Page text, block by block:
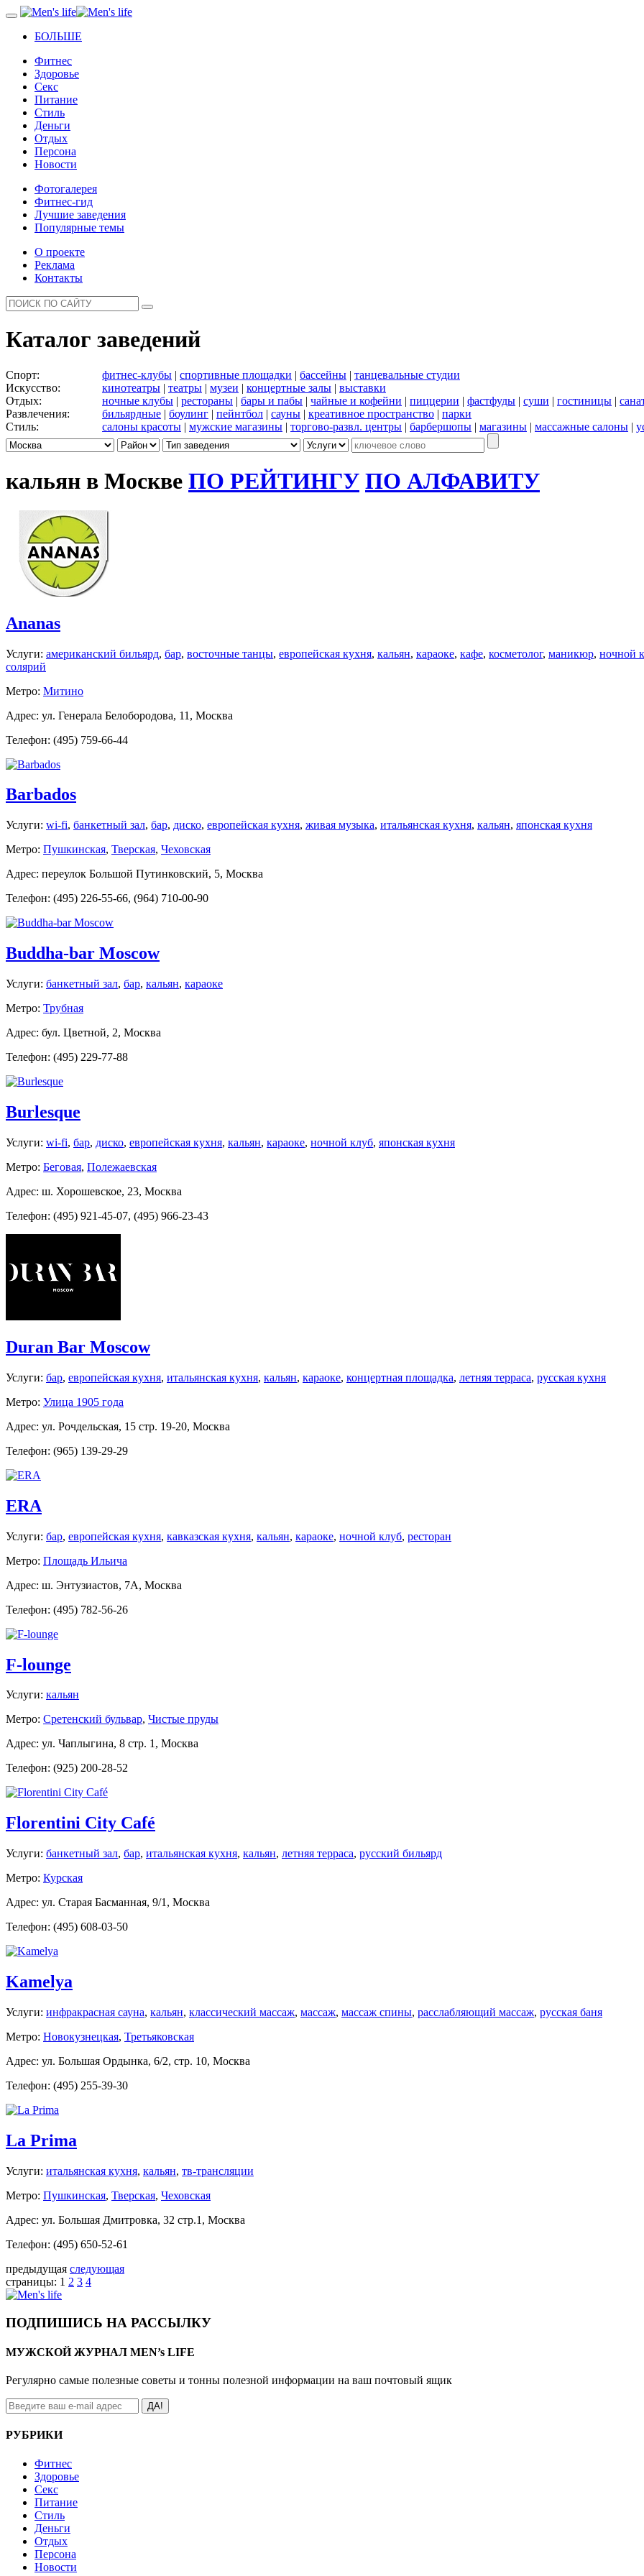
БОЛЬШЕ
Фитнес
Здоровье
Секс
Питание
Стиль
Деньги
Отдых
Персона
Новости
Фотогалерея
Фитнес-гид
Лучшие заведения
Популярные темы
О проекте
Реклама
Контакты
Каталог заведений
Спорт: фитнес-клубы | спортивные площадки | бассейны | танцевальные студии
Искусство:
кинотеатры | театры | музеи | концертные залы | выставки
Отдых:
ночные клубы | рестораны | бары и пабы | чайные и кофейни | пиццерии | фастфуды | суши | гостиницы |
Развлечения:
бильярдные | боулинг | пейнтбол | сауны | креативное пространство | парки
Стиль:
салоны красоты | мужские магазины | торгово-развл. центры | барбершопы | магазины | массажные салоны |
кальян в Москве ПО РЕЙТИНГУ ПО АЛФАВИТУ
Ananas
Услуги: американский бильярд, бар, восточные танцы, европейская кухня, кальян, караоке, кафе, косметолог, маникюр, ночной
солярий
Метро: Митино
Адрес: ул. Генерала Белобородова, 11, Москва
Телефон: (495) 759-66-44
Barbados
Услуги: wi-fi, банкетный зал, бар, диско, европейская кухня, живая музыка, итальянская кухня, кальян, японская кухня
Метро: Пушкинская, Тверская, Чеховская
Адрес: переулок Большой Путинковский, 5, Москва
Телефон: (495) 226-55-66, (964) 710-00-90
Buddha-bar Moscow
Услуги: банкетный зал, бар, кальян, караоке
Метро: Трубная
Адрес: бул. Цветной, 2, Москва
Телефон: (495) 229-77-88
Burlesque
Услуги: wi-fi, бар, диско, европейская кухня, кальян, караоке, ночной клуб, японская кухня
Метро: Беговая, Полежаевская
Адрес: ш. Хо­ро­шев­ское, 23, Москва
Телефон: (495) 921-45-07, (495) 966-23-43
Duran Bar Moscow
Услуги: бар, европейская кухня, итальянская кухня, кальян, караоке, концертная площадка, летняя терраса, русская кухня
Метро: Улица 1905 года
Адрес: ул. Рочдельская, 15 стр. 19-20, Москва
Телефон: (965) 139-29-29
ERA
Услуги: бар, европейская кухня, кавказская кухня, кальян, караоке, ночной клуб, ресторан
Метро: Площадь Ильича
Адрес: ш. Энтузиастов, 7А, Москва
Телефон: (495) 782-56-26
F-lounge
Услуги: кальян
Метро: Сретенский бульвар, Чистые пруды
Адрес: ул. Чаплыгина, 8 стр. 1, Москва
Телефон: (925) 200-28-52
Florentini City Café
Услуги: банкетный зал, бар, итальянская кухня, кальян, летняя терраса, русский бильярд
Метро: Курская
Адрес: ул. Старая Басманная, 9/1, Москва
Телефон: (495) 608-03-50
Kamelya
Услуги: инфракрасная сауна, кальян, классический массаж, массаж, массаж спины, расслабляющий массаж, русская баня
Метро: Новокузнецкая, Третьяковская
Адрес: ул. Большая Ордынка, 6/2, стр. 10, Москва
Телефон: (495) 255-39-30
La Prima
Услуги: итальянская кухня, кальян, тв-трансляции
Метро: Пушкинская, Тверская, Чеховская
Адрес: ул. Большая Дмитровка, 32 стр.1, Москва
Телефон: (495) 650-52-61
предыдущая следующая
страницы: 1 2 3 4
ПОДПИШИСЬ НА РАССЫЛКУ
МУЖСКОЙ ЖУРНАЛ MEN’s LIFE
Регулярно самые полезные советы и тонны полезной информации на ваш почтовый ящик
ДА!
РУБРИКИ
Фитнес
Здоровье
Секс
Питание
Стиль
Деньги
Отдых
Персона
Новости